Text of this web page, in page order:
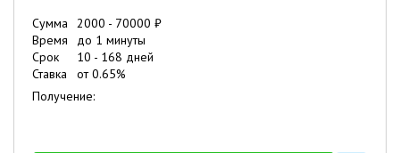
Сумма 2000 - 70000 ₽
Время
до 1 минуты
Срок
10 - 168 дней
Ставка
от0.65%
Получение: